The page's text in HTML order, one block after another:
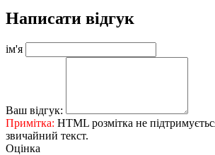
Написати відгук
ім'я
Ваш відгук:
Примітка: HTML розмітка не
звичайний текст.
Оцінка